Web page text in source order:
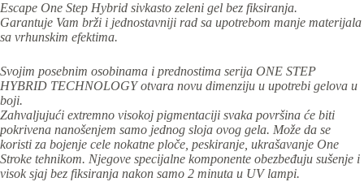
Escape One Step Hybrid sivkasto zeleni gel bez fiksiranja.
Garantuje Vam brži i jednostavniji rad sa upotrebom manje materijala
sa vrhunskim efektima.
Svojim posebnim osobinama i prednostima serija ONE STEP
HYBRID TECHNOLOGY otvara novu dimenziju u upotrebi gelova u
boji.
Zahvaljujući extremno visokoj pigmentaciji svaka površina će biti
pokrivena nanošenjem samo jednog sloja ovog gela. Može da se
koristi za bojenje cele nokatne ploče, peskiranje, ukrašavanje One
Stroke tehnikom. Njegove specijalne komponente obezbeđuju sušenje i
visok sjaj bez fiksiranja nakon samo 2 minuta u UV lampi.